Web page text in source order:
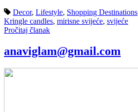
Decor, Lifestyle, Shopping Destinations
Kringle candles, mirisne svijeće, svijeće
Pročitaj članak
anaviglam@gmail.com